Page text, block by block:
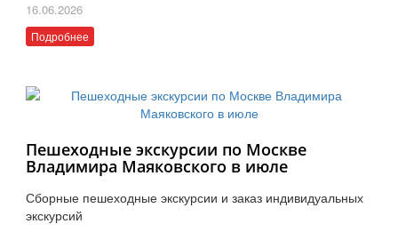
16.06.2026
Подробнее
Пешеходные экскурсии по Москве
Владимира Маяковского в июле
Сборные пешеходные экскурсии и заказ индивидуальных
экскурсий